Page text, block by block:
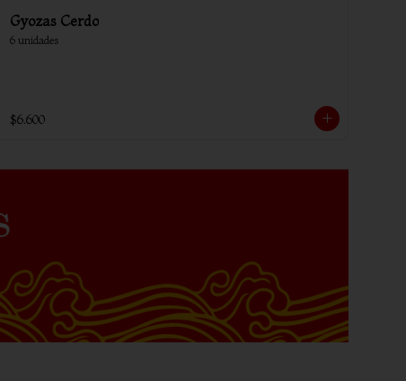
Gyozas Cerdo
6 unidades
$6.600